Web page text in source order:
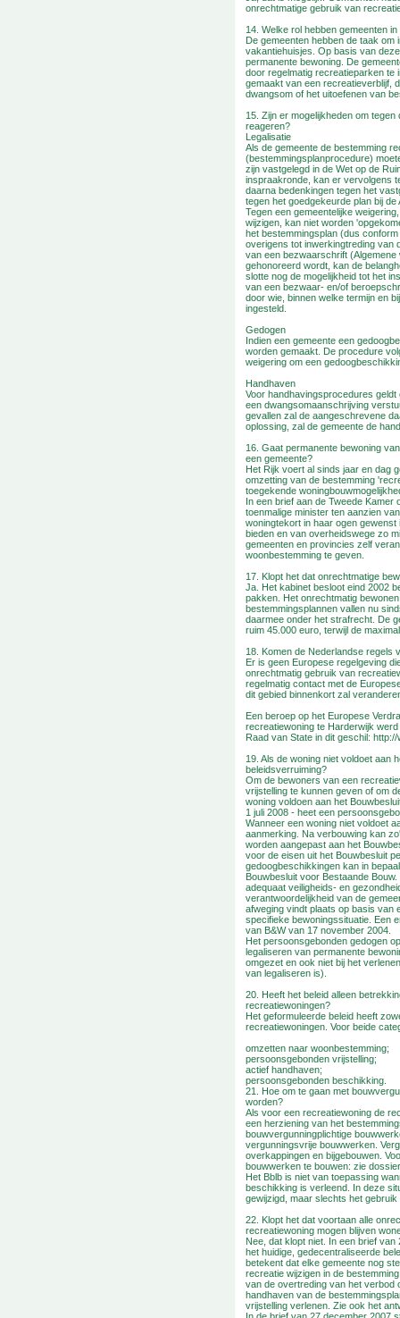
onrechtmatige gebruik van
14. Welke rol hebben gemeenten
De gemeenten hebben de taak
vakantiehuisjes. Op basis van
permanente bewoning. De
door regelmatig recreatieparken te
gemaakt van een recreatieverblijf,
dwangsom of het uitoefenen van
15. Zijn er mogelijkheden om
reageren?
Legalisatie
Als de gemeente de bestemming
(bestemmingsplanprocedure)
zijn vastgelegd in de Wet op de
inspraakronde, kan er vervolgens
daarna bedenkingen tegen het
tegen het goedgekeurde plan bij
Tegen een gemeentelijke
wijzigen, kan niet worden
het bestemmingsplan (dus
overigens tot inwerkingtreding van
van een bezwaarschrift
gehonoreerd wordt, kan de
slotte nog de mogelijkheid tot het
van een bezwaar- en/of
door wie, binnen welke termijn en
ingesteld.
Gedogen
Indien een gemeente een
worden gemaakt. De procedure
weigering om een
Handhaven
Voor handhavingsprocedures
een dwangsomaanschrijving
gevallen zal de aangeschrevene
oplossing, zal de gemeente de
16. Gaat permanente bewoning
een gemeente?
Het Rijk voert al sinds jaar en dag
omzetting van de bestemming
toegekende
In een brief aan de Tweede
toenmalige minister ten aanzien
woningtekort in haar ogen
bieden en van overheidswege zo
gemeenten en provincies zelf
woonbestemming te geven.
17. Klopt het dat onrechtmatige
Ja. Het kabinet besloot eind 2002
pakken. Het onrechtmatig
bestemmingsplannen vallen nu
daarmee onder het strafrecht. De
ruim 45.000 euro, terwijl de
18. Komen de Nederlandse regels
Er is geen Europese regelgeving
onrechtmatig gebruik van
regelmatig contact met de
dit gebied binnenkort zal
Een beroep op het Europese
recreatiewoning te Harderwijk
Raad van State in dit geschil:
19. Als de woning niet voldoet aan
beleidsverruiming?
Om de bewoners van een
vrijstelling te kunnen geven of om
woning voldoen aan het
1 juli 2008 - heet een
Wanneer een woning niet voldoet
aanmerking. Na verbouwing kan
worden aangepast aan het
voor de eisen uit het Bouwbesluit
gedoogbeschikkingen kan in
Bouwbesluit voor Bestaande
adequaat veiligheids- en
verantwoordelijkheid van de
afweging vindt plaats op basis van
specifieke bewoningssituatie. Een
van B&W van 17 november 2004.
Het persoonsgebonden gedogen
legaliseren van permanente
omgezet en ook niet bij het
van legaliseren is).
20. Heeft het beleid alleen
recreatiewoningen?
Het geformuleerde beleid heeft
recreatiewoningen. Voor beide
omzetten naar woonbestemming;
persoonsgebonden vrijstelling;
actief handhaven;
persoonsgebonden beschikking.
21. Hoe om te gaan met
worden?
Als voor een recreatiewoning de
een herziening van het
bouwvergunningplichtige
vergunningsvrije bouwwerken.
overkappingen en bijgebouwen.
bouwwerken te bouwen: zie
Het Bblb is niet van toepassing
beschikking is verleend. In deze
gewijzigd, maar slechts het
22. Klopt het dat voortaan alle
recreatiewoning mogen blijven
Nee, dat klopt niet. In een brief
het huidige, gedecentraliseerde
betekent dat elke gemeente nog
recreatie wijzigen in de
van de overtreding van het verbod
handhaven van de
vrijstelling verlenen. Zie ook het